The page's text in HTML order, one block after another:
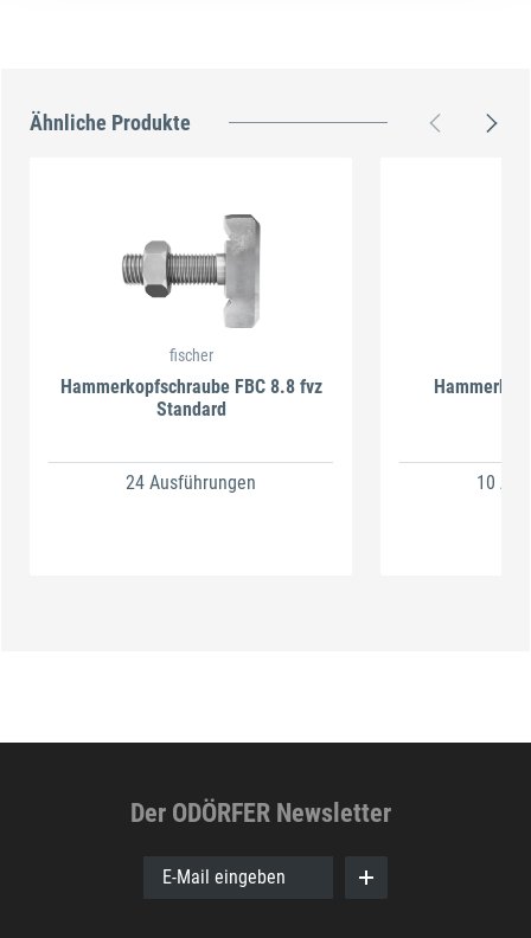
Ähnliche Produkte
fischer
Hammerkopfschraube FBC 8.8 fvz
Standard
24 Ausführungen 10
Der ODÖRFER Newsletter
E-Mail eingeben